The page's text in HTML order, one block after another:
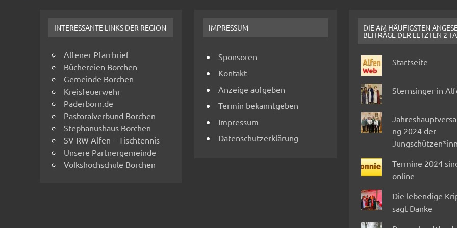
INTERESSANTE LINKS DER REGION
Alfener Pfarrbrief
Büchereien Borchen
Gemeinde Borchen
Kreisfeuerwehr
Paderborn.de
Pastoralverbund Borchen
Stephanushaus Borchen
SV RW Alfen – Tischtennis
Unsere Partnergemeinde
Volkshochschule Borchen
IMPRESSUM
Sponsoren
Kontakt
Anzeige aufgeben
Termin bekanntgeben
Impressum
Datenschutzerklärung
DIE AM HÄUFIGSTEN
BEITRÄGE DER LETZTEN 2
Startseite
Sternsinger in
ng 2024 der
Termine 2024
online
Die lebendige
sagt Danke